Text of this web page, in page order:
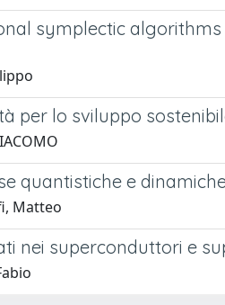
symplectic
per lo sviluppo
quantistiche e
Matteo
nei superconduttori e